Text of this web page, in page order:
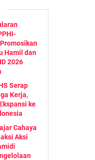
Hamil dan
2026
Serap
Kerja,
ke
Cahaya
Aksi